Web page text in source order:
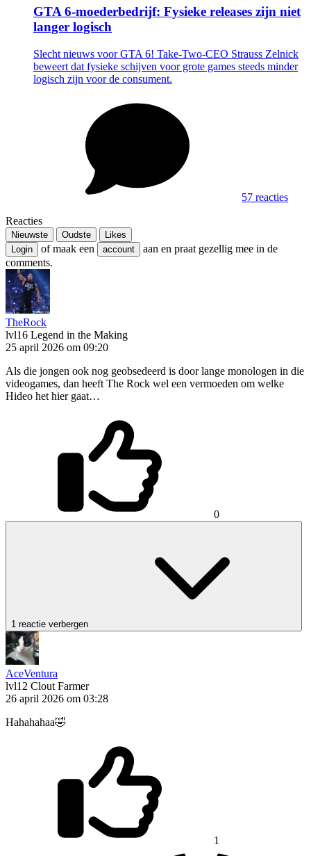
GTA 6-moederbedrijf: Fysieke releases zijn niet
langer logisch
Slecht nieuws voor GTA 6! Take-Two-CEO Strauss Zelnick
beweert dat fysieke schijven voor grote games steeds minder
logisch zijn voor de consument.
57 reacties
Reacties
Nieuwste Oudste
Likes
Login
of maak een account
aan en praat gezellig mee in de
comments.
TheRock
lvl16 Legend in the Making
25 april 2026 om 09:20
Als die jongen ook nog geobsedeerd is door lange monologen in die
videogames, dan heeft The Rock wel een vermoeden om welke
Hideo het hier gaat…
0
1 reactie verbergen
AceVentura
lvl12 Clout Farmer
26 april 2026 om 03:28
Hahahahaa🤣
1